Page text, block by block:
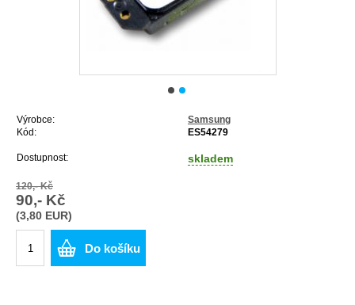
Výrobce:
Samsung
Kód:
ES54279
Dostupnost: skladem
120,- Kč
90,- Kč
(3,80 EUR)
Do košíku